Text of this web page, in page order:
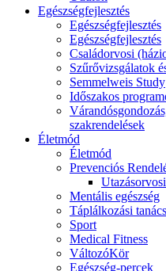
Egészségfejlesztés
Egészségfejlesztés
Egészségfejlesztés
Családorvosi
Szűrővizsgálatok
Semmelweis Study
Időszakos
szakrendelések
Életmód
Életmód
Prevenciós
Mentális egészség
Táplálkozási
Sport
Medical Fitness
VáltozóKör
Egészség-percek